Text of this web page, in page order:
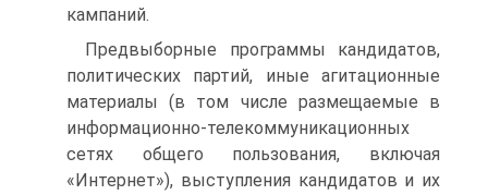
кампаний.
Предвыборные программы кандидатов,
политических партий, иные агитационные
материалы (в том числе размещаемые в
информационно-телекоммуникационных
сетях общего пользования, включая
«Интернет»), выступления кандидатов и их